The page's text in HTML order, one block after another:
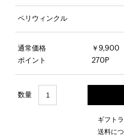
ペリウィンクル
通常価格
￥9,900
ポイント
270P
数量
ギフト
送料に